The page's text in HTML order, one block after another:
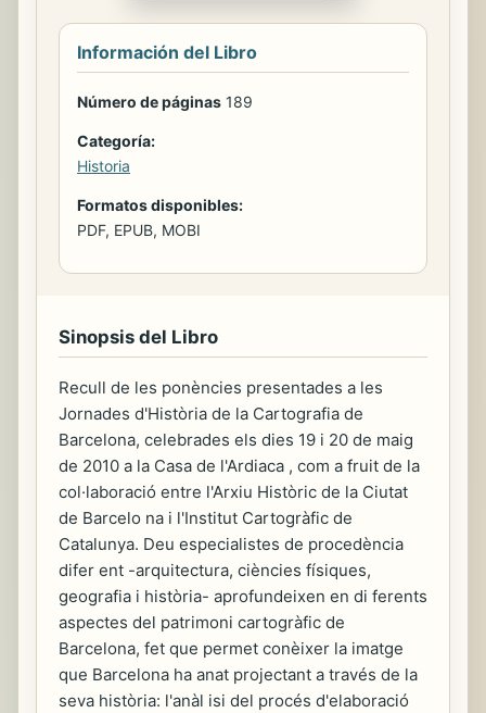
Información del Libro
Número de páginas 189
Categoría:
Historia
Formatos disponibles:
PDF, EPUB, MOBI
Sinopsis del Libro
Recull de les ponències presentades a les
Jornades d'Història de la Cartografia de
Barcelona, celebrades els dies 19 i 20 de maig
de 2010 a la Casa de l'Ardiaca , com a fruit de la
col·laboració entre l'Arxiu Històric de la Ciutat
de Barcelo na i l'Institut Cartogràfic de
Catalunya. Deu especialistes de procedència
difer ent -arquitectura, ciències físiques,
geografia i història- aprofundeixen en di ferents
aspectes del patrimoni cartogràfic de
Barcelona, fet que permet conèixer la imatge
que Barcelona ha anat projectant a través de la
seva història: l'anàl isi del procés d'elaboració